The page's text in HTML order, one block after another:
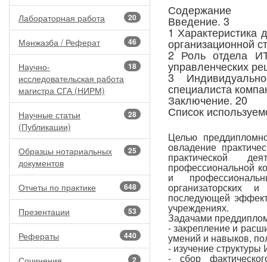
20
Лабораторная работа
46
Мәнжазба / Реферат
18
Научно-
исследовательская работа
магистра СГА (НИРМ)
28
Научные статьи
(Публикации)
25
Образцы нотариальных
документов
648
Отчеты по практике
53
Презентации
440
Рефераты
2
Содержание
Введение. 3
1 Характеристика
организационной
2 Роль отдела
управленческих
3
специалиста
Заключение. 20
Список
Целью
овладение
практической
профессиональной
и
организаторских
последующей
учреждениях.
Задачами
- закрепление и
умений и навыков,
- изучение
- сбор